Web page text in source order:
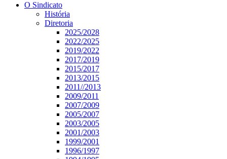
O Sindicato
História
Diretoria
2025/2028
2022/2025
2019/2022
2017/2019
2015/2017
2013/2015
2011//2013
2009/2011
2007/2009
2005/2007
2003/2005
2001/2003
1999/2001
1996/1997